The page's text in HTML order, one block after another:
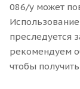
086/у может
преследуется
рекомендуем
чтобы